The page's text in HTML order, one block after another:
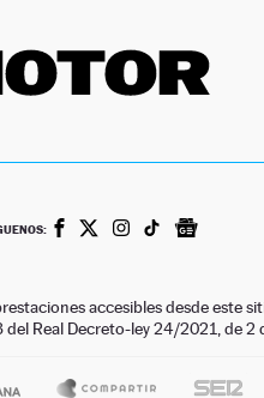
accesibles desde
Real Decreto-ley 24/2021, de 2